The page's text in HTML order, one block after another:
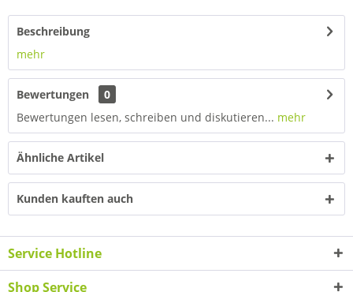
Beschreibung
mehr
Bewertungen
0
Bewertungen lesen, schreiben und diskutieren... mehr
Ähnliche Artikel
Kunden kauften auch
Service Hotline
Shop Service